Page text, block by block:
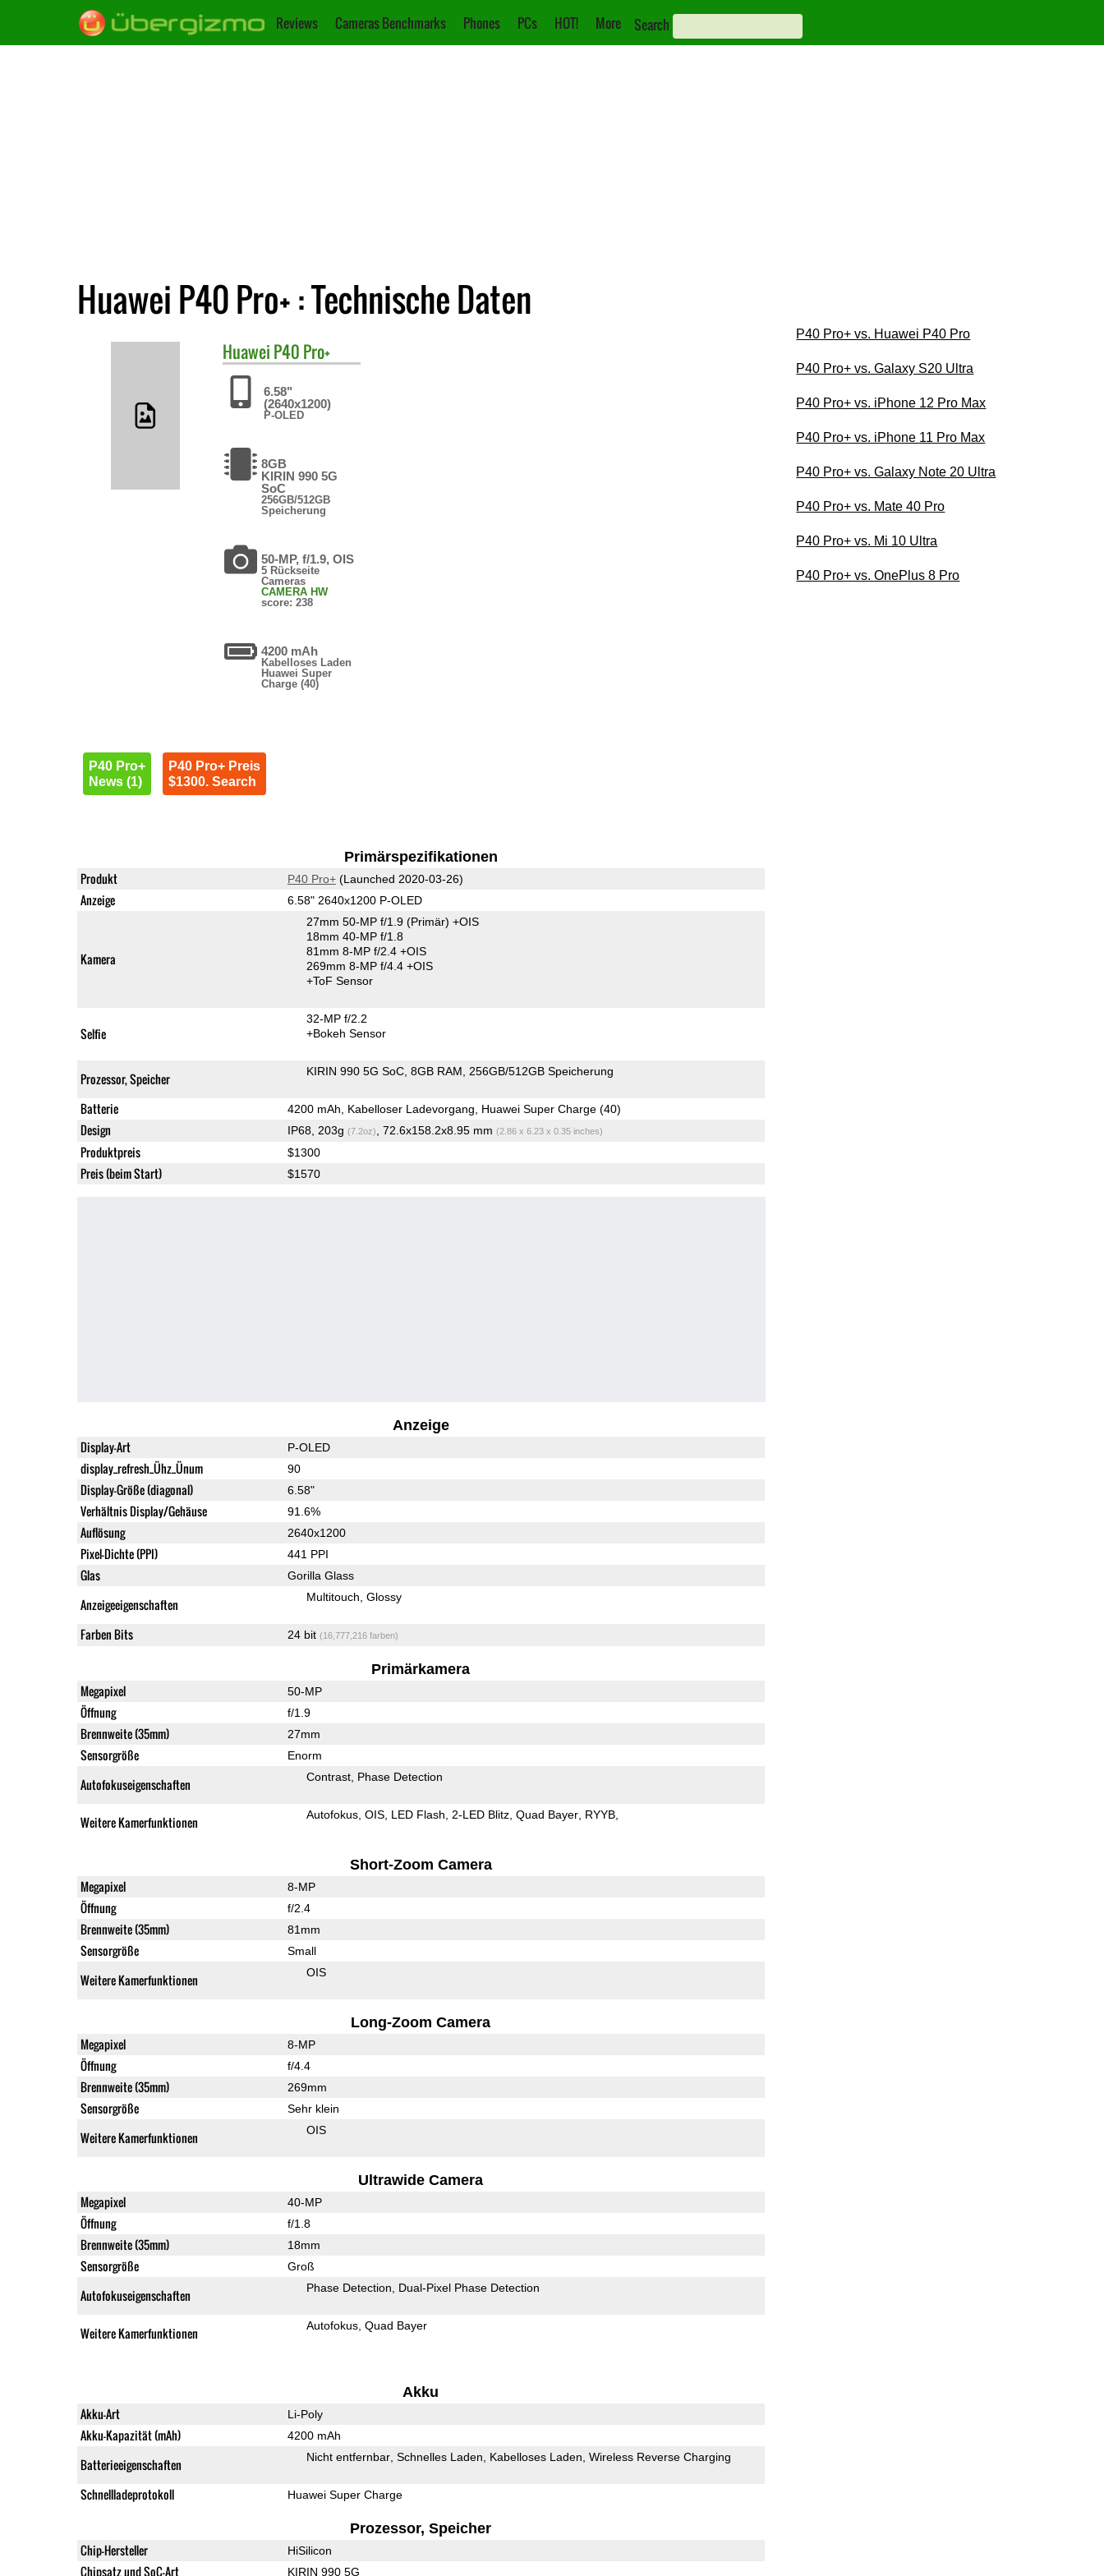
Reviews Cameras Benchmarks Phones PCs HOT! More Search
Huawei P40 Pro+ : Technische Daten
Huawei P40 Pro+
6.58"
(2640x1200)
P-OLED
8GB
KIRIN 990 5G
SoC
256GB/512GB
Speicherung
50-MP, f/1.9, OIS
5 Rückseite
Cameras
CAMERA HW
score: 238
4200 mAh
Kabelloses Laden
Huawei Super
Charge (40)
P40 Pro+
News (1)
P40 Pro+ Preis
$1300. Search
Primärspezifikationen
Produkt P40 Pro+(Launched 2020-03-26)
Anzeige 6.58" 2640x1200 P-OLED
Kamera
27mm 50-MP f/1.9 (Primär) +OIS
18mm 40-MP f/1.8
81mm 8-MP f/2.4 +OIS
269mm 8-MP f/4.4 +OIS
+ToF Sensor
Selfie
32-MP f/2.2
+Bokeh Sensor
Prozessor, Speicher KIRIN 990 5G SoC 8GB RAM 256GB/512GB Speicherung
Batterie 4200 mAh, Kabelloser Ladevorgang, Huawei Super Charge (40)
Design IP68, 203g (7.2oz) , 72.6x158.2x8.95 mm (2.86 x 6.23 x 0.35 inches)
Produktpreis $1300
Preis (beim Start) $1570
Anzeige
Display-Art P-OLED
display_refresh_Ühz_Ünum 90
Display-Größe (diagonal) 6.58"
Verhältnis Display/Gehäuse 91.6%
Auflösung 2640x1200
Pixel-Dichte (PPI) 441 PPI
Glas Gorilla Glass
Anzeigeeigenschaften Multitouch Glossy
Farben Bits 24 bit (16,777,216 farben)
Primärkamera
Megapixel 50-MP
Öffnung f/1.9
Brennweite (35mm) 27mm
Sensorgröße Enorm
Autofokuseigenschaften Contrast Phase Detection
Weitere Kamerfunktionen Autofokus OIS LED Flash 2-LED Blitz Quad Bayer RYYB
Short-Zoom Camera
Megapixel 8-MP
Öffnung f/2.4
Brennweite (35mm) 81mm
Sensorgröße Small
Weitere Kamerfunktionen OIS
Long-Zoom Camera
Megapixel 8-MP
Öffnung f/4.4
Brennweite (35mm) 269mm
Sensorgröße Sehr klein
Weitere Kamerfunktionen OIS
Ultrawide Camera
Megapixel 40-MP
Öffnung f/1.8
Brennweite (35mm) 18mm
Sensorgröße Groß
Autofokuseigenschaften Phase Detection Dual-Pixel Phase Detection
Weitere Kamerfunktionen Autofokus Quad Bayer
Akku
Akku-Art Li-Poly
Akku-Kapazität (mAh) 4200 mAh
Batterieeigenschaften Nicht entfernbar Schnelles Laden Kabelloses Laden Wireless Reverse Charging
Schnellladeprotokoll Huawei Super Charge
Prozessor, Speicher
Chip-Hersteller HiSilicon
Chipsatz und SoC-Art KIRIN 990 5G
P40 Pro+ vs. Huawei P40 Pro
P40 Pro+ vs. Galaxy S20 Ultra
P40 Pro+ vs. iPhone 12 Pro Max
P40 Pro+ vs. iPhone 11 Pro Max
P40 Pro+ vs. Galaxy Note 20 Ultra
P40 Pro+ vs. Mate 40 Pro
P40 Pro+ vs. Mi 10 Ultra
P40 Pro+ vs. OnePlus 8 Pro